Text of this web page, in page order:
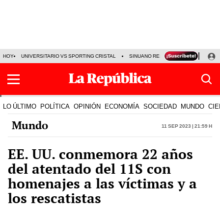
HOY UNIVERSITARIO VS SPORTING CRISTAL SINUANO RESULTADOS HOY
LO ÚLTIMO POLÍTICA OPINIÓN ECONOMÍA SOCIEDAD MUNDO
Mundo 11 Sep 2023 | 21:59 h
EE. UU. conmemora 22 años
del atentado del 11S con
homenajes a las víctimas y a
los rescatistas